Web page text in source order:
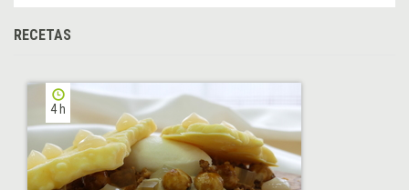
RECETAS
4 h